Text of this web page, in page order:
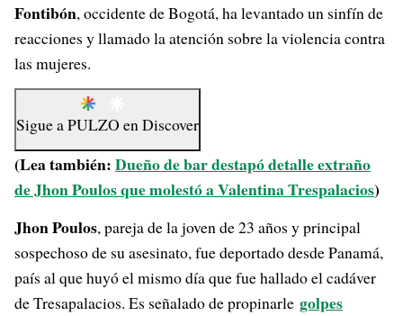
Fontibón, occidente de Bogotá, ha levantado un sinfín de
reacciones y llamado la atención sobre la violencia contra
las mujeres.
Sigue aPULZO enDiscover
(Lea también:Dueño de bar destapó detalle extraño
de Jhon Poulos que molestó a Valentina Trespalacios)
Jhon Poulos, pareja de la joven de 23 años y principal
sospechoso de su asesinato, fue deportado desde Panamá,
país al que huyó el mismo día que fue hallado el cadáver
de Tresapalacios. Es señalado de propinarle golpes